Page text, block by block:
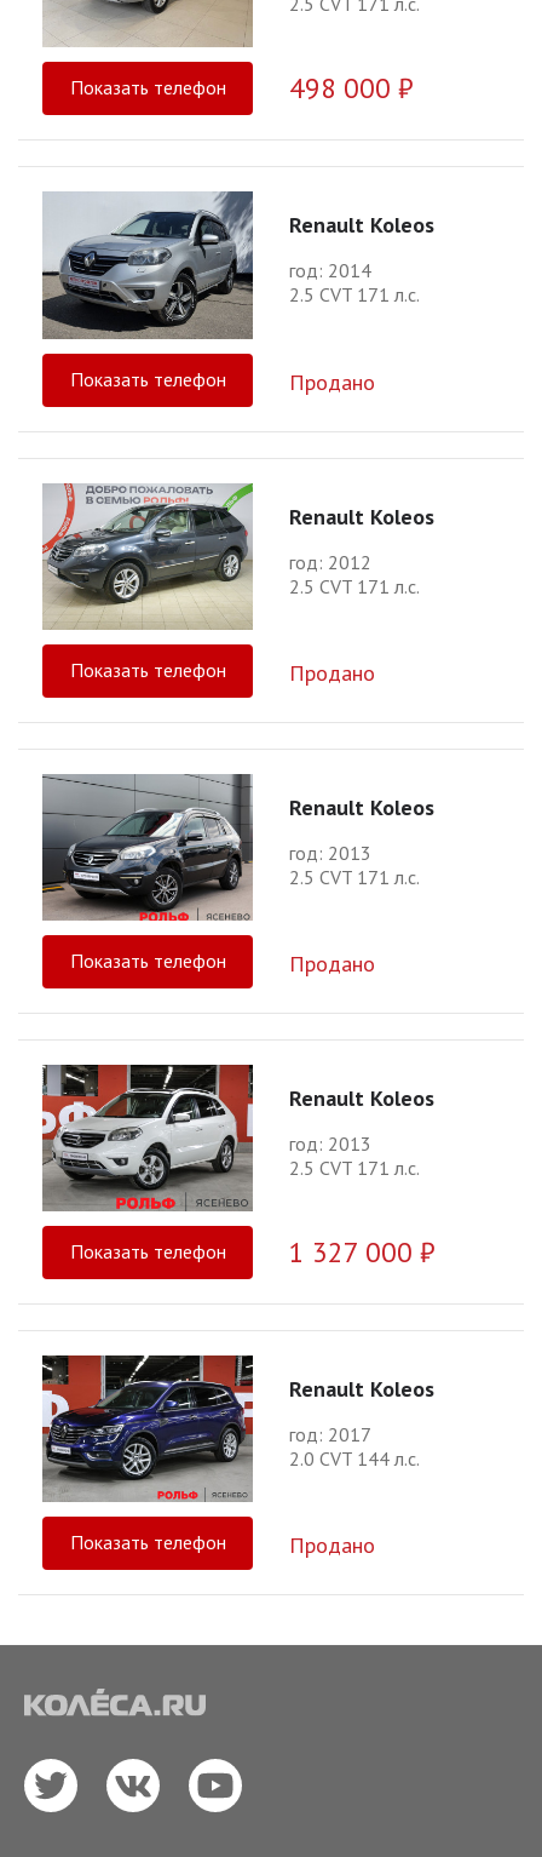
Показать телефон 498 000 ₽
Renault Koleos
год: 2014
2.5 CVT 171 л.с.
Показать телефон Продано
Renault Koleos
год: 2012
2.5 CVT 171 л.с.
Показать телефон Продано
Renault Koleos
год: 2013
2.5 CVT 171 л.с.
Показать телефон Продано
Renault Koleos
год: 2013
2.5 CVT 171 л.с.
Показать телефон 1 327 000 ₽
Renault Koleos
год: 2017
2.0 CVT 144 л.с.
Показать телефон Продано